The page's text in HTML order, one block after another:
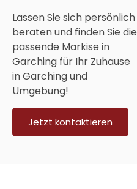
Lassen Sie sich persönlich
beraten und finden Sie die
passende Markise in
Garching für Ihr Zuhause
in Garching und
Umgebung!
Jetzt kontaktieren